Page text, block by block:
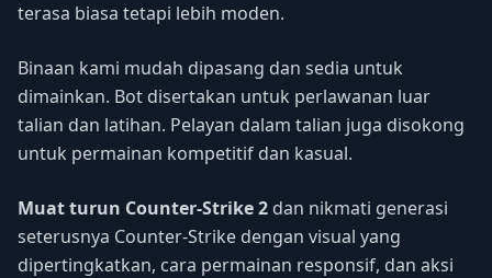
terasa biasa tetapi lebih moden.
Binaan kami mudah dipasang dan sedia untuk
dimainkan. Bot disertakan untuk perlawanan luar
talian dan latihan. Pelayan dalam talian juga disokong
untuk permainan kompetitif dan kasual.
Muat turun Counter-Strike 2 dan nikmati generasi
seterusnya Counter-Strike dengan visual yang
dipertingkatkan, cara permainan responsif, dan aksi